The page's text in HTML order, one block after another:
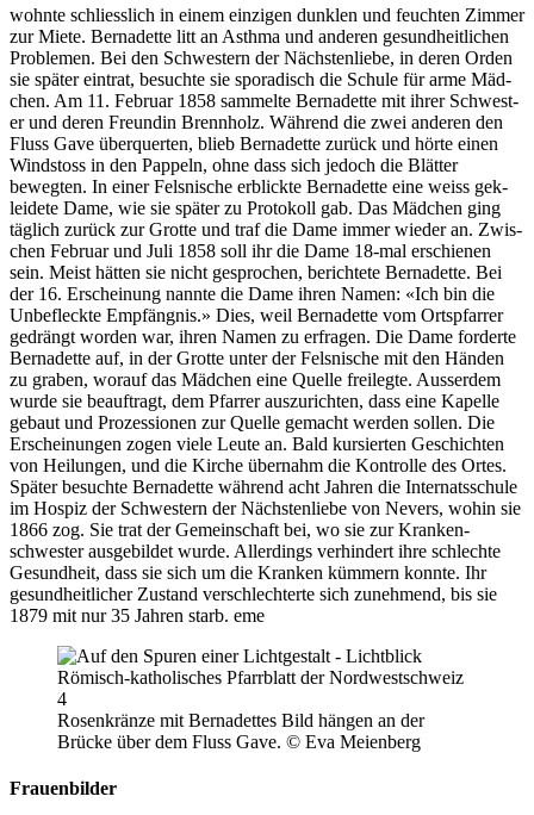
wohnte schliesslich in einem einzi­gen dun­klen und feucht­en Zim­mer
zur Miete. Bernadette litt an Asth­ma und anderen gesund­heitlichen
Prob­le­men. Bei den Schwest­ern der Näch­sten­liebe, in deren Orden
sie später ein­trat, besuchte sie spo­radisch die Schule für arme Mäd­
chen. Am 11. Feb­ru­ar 1858 sam­melte Bernadette mit ihrer Schwest­
er und deren Fre­undin Brennholz. Während die zwei anderen den
Fluss Gave über­querten, blieb Bernadette zurück und hörte einen
Wind­stoss in den Pap­peln, ohne dass sich jedoch die Blät­ter
bewegten. In ein­er Fel­snis­che erblick­te Bernadette eine weiss gek­
lei­dete Dame, wie sie später zu Pro­tokoll gab. Das Mäd­chen ging
täglich zurück zur Grotte und traf die Dame immer wieder an. Zwis­
chen Feb­ru­ar und Juli 1858 soll ihr die Dame 18-mal erschienen
sein. Meist hät­ten sie nicht gesprochen, berichtete Bernadette. Bei
der 16. Erschei­n­ung nan­nte die Dame ihren Namen: «Ich bin die
Unbe­fleck­te Empfäng­nis.» Dies, weil Bernadette vom Ort­sp­far­rer
gedrängt wor­den war, ihren Namen zu erfra­gen. Die Dame forderte
Bernadette auf, in der Grotte unter der Fel­snis­che mit den Hän­den
zu graben, worauf das Mäd­chen eine Quelle frei­legte. Ausser­dem
wurde sie beauf­tragt, dem Pfar­rer auszuricht­en, dass eine Kapelle
gebaut und Prozes­sio­nen zur Quelle gemacht wer­den sollen. Die
Erschei­n­un­gen zogen viele Leute an. Bald kur­sierten Geschicht­en
von Heilun­gen, und die Kirche über­nahm die Kon­trolle des Ortes.
Später besuchte Bernadette während acht Jahren die Inter­natss­chule
im Hos­piz der Schwest­ern der Näch­sten­liebe von Nev­ers, wohin sie
1866 zog. Sie trat der Gemein­schaft bei, wo sie zur Kranken­
schwest­er aus­ge­bildet wurde. Allerd­ings ver­hin­dert ihre schlechte
Gesund­heit, dass sie sich um die Kranken küm­mern kon­nte. Ihr
gesund­heitlich­er Zus­tand ver­schlechterte sich zunehmend, bis sie
1879 mit nur 35 Jahren starb. eme
Rosenkränze mit Bernadettes Bild hän­gen an der
Brücke über dem Fluss Gave. © Eva Meien­berg
Frauenbilder